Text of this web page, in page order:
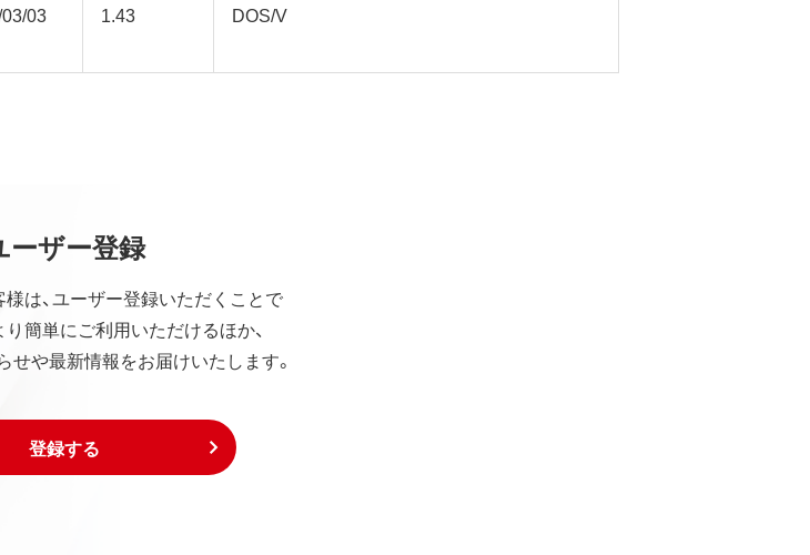
03 1.43 DOS/V
ーザー登録
は、ユーザー登録いただくことで
簡単にご利用いただけるほか、
せや最新情報をお届けいたします。
登録する